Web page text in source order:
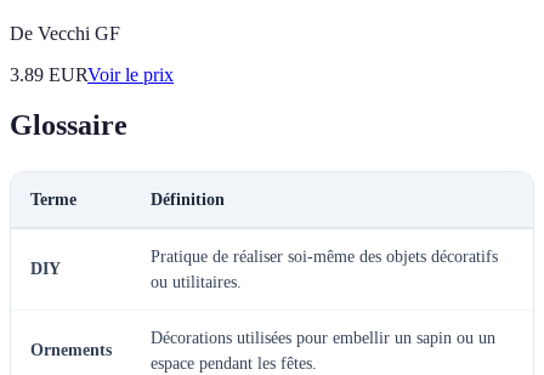
De Vecchi GF
3.89 EURVoir le prix
Glossaire
Terme Définition
DIY
Pratique de réaliser soi-même des objets décoratifs
ou utilitaires.
Ornements
Décorations utilisées pour embellir un sapin ou un
espace pendant les fêtes.